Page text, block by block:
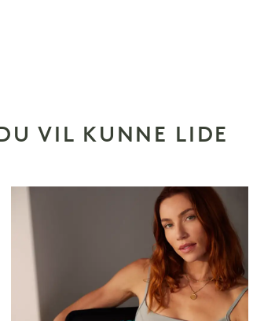
VIL KUNNE LIDE